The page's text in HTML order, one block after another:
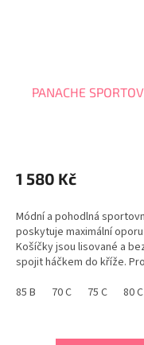
PANACHE
produktu
je
z
5
hvězdiček.
1 580 Kč
Módní a pohodlná
poskytuje maximální
Košíčky jsou lisované a
spojit háčkem do kříže.
85 B
70 C 75 C 80 C